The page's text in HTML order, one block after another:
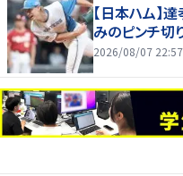
【日本ハム】
みのピンチ切
2026/08/07 22:57